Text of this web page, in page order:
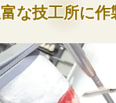
な技工所に作